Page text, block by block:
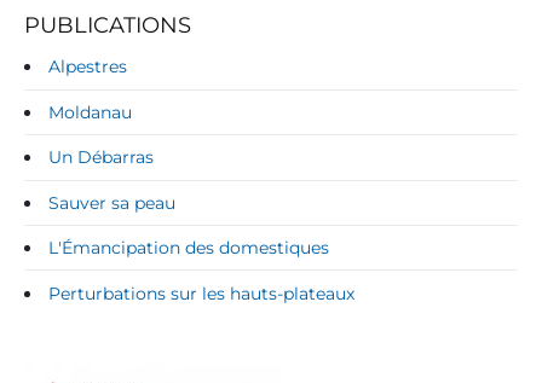
PUBLICATIONS
Alpestres
Moldanau
Un Débarras
Sauver sa peau
L'Émancipation des domestiques
Perturbations sur les hauts-plateaux